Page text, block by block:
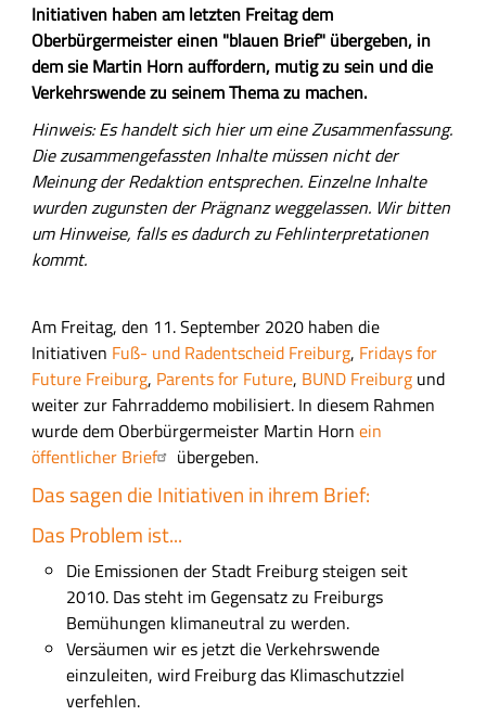
Z
u
s
a
m
m
e
n
f
a
s
u
n
g
Initiativen haben am letzten Freitag dem
Oberbürgermeister einen "blauen Brief" übergeben, in
dem sie Martin Horn auffordern, mutig zu sein und die
Verkehrswende zu seinem Thema zu machen.
H
a
u
p
t
-
h
a
l
t
s
f
e
d
Hinweis: Es handelt sich hier um eine Zusammenfassung.
Die zusammengefassten Inhalte müssen nicht der
Meinung der Redaktion entsprechen. Einzelne Inhalte
wurden zugunsten der Prägnanz weggelassen. Wir bitten
um Hinweise, falls es dadurch zu Fehlinterpretationen
kommt.
Am Freitag, den 11. September 2020 haben die
Initiativen Fuß- und Radentscheid Freiburg, Fridays for
Future Freiburg, Parents for Future, BUND Freiburgund
weiter zur Fahrraddemo mobilisiert. In diesem Rahmen
wurde dem Oberbürgermeister Martin Horn ein
öffentlicher Brief
übergeben.
Das sagen die Initiativen in ihrem Brief:
Das Problem ist...
Die Emissionen der Stadt Freiburg steigen seit
2010. Das steht im Gegensatz zu Freiburgs
Bemühungen klimaneutral zu werden.
Versäumen wir es jetzt die Verkehrswende
einzuleiten, wird Freiburg das Klimaschutzziel
verfehlen.